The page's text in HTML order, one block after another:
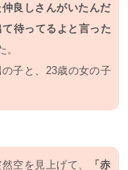
仲良しさんがいたんだ
待ってるよと言った
。
の子と、23歳の女の子
空を見上げて、
「赤